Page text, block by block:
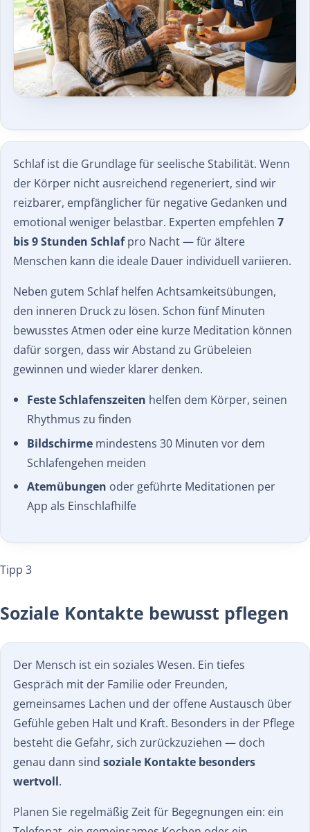
Schlaf ist die Grundlage für seelische Stabilität. Wenn
der Körper nicht ausreichend regeneriert, sind wir
reizbarer, empfänglicher für negative Gedanken und
emotional weniger belastbar. Experten empfehlen7
bis 9 Stunden Schlafpro Nacht — für ältere
Menschen kann die ideale Dauer individuell variieren.
Neben gutem Schlaf helfen Achtsamkeitsübungen,
den inneren Druck zu lösen. Schon fünf Minuten
bewusstes Atmen oder eine kurze Meditation können
dafür sorgen, dass wir Abstand zu Grübeleien
gewinnen und wieder klarer denken.
Feste Schlafenszeiten helfen dem Körper, seinen
Rhythmus zu finden
Bildschirme mindestens 30 Minuten vor dem
Schlafengehen meiden
Atemübungen oder geführte Meditationen per
App als Einschlafhilfe
Tipp 3
Soziale Kontakte bewusst pflegen
Der Mensch ist ein soziales Wesen. Ein tiefes
Gespräch mit der Familie oder Freunden,
gemeinsames Lachen und der offene Austausch über
Gefühle geben Halt und Kraft. Besonders in der Pflege
besteht die Gefahr, sich zurückzuziehen — doch
genau dann sindsoziale Kontakte besonders
wertvoll.
Planen Sie regelmäßig Zeit für Begegnungen ein: ein